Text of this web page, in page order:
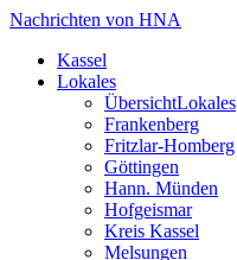
Nachrichten von HNA
Kassel
Lokales
ÜbersichtLokales
Frankenberg
Fritzlar-Homberg
Göttingen
Hann. Münden
Hofgeismar
Kreis Kassel
Melsungen